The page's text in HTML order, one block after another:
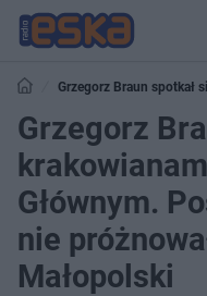
Grzegorz Braun spotkał
Konfederacji nie próżnował w
Grzegorz
Głównym.
nie
Małopolski